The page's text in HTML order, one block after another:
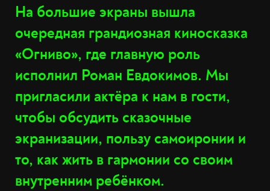
На большие экраны вышла
очередная грандиозная киносказка
«Огниво», где главную роль
исполнил Роман Евдокимов. Мы
пригласили актёра к нам в гости,
чтобы обсудить сказочные
экранизации, пользу самоиронии и
то, как жить в гармонии со своим
внутренним ребёнком.